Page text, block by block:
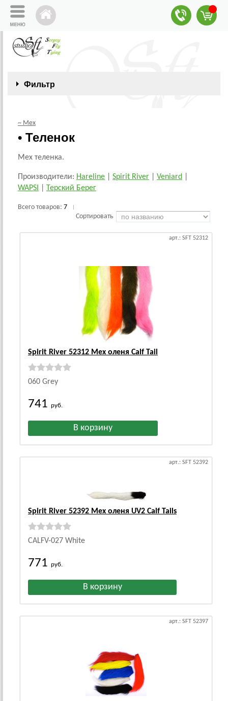
Фильтр
~ Мех
• Теленок
Мех теленка.
Производители: Hareline Spirit River Veniard
WAPSI
Терский Берег
Всего товаров: 7
Сортировать
арт.: SFT 52312
Spirit River 52312 Мех оленя Calf Tail
060 Grey
741 руб.
арт.: SFT 52392
Spirit River 52392 Мех оленя UV2 Calf Tails
CALFV-027 White
771 руб.
арт.: SFT 52397